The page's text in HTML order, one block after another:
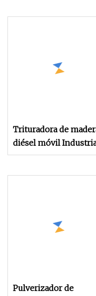
Trituradora de
diésel móvil
trituradora de
Pulverizador de